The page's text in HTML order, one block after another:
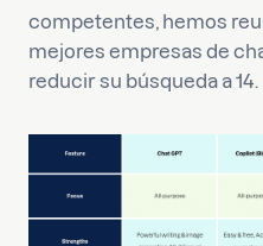
competentes, hemos
mejores empresas de
reducir su búsqueda a 14.